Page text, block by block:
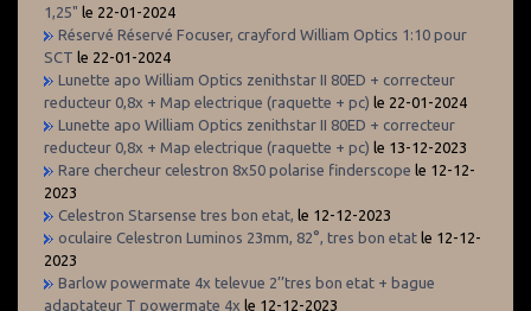
1,25" le 22-01-2024
Réservé Réservé Focuser, crayford William Optics 1:10 pour
SCT le 22-01-2024
Lunette apo William Optics zenithstar II 80ED + correcteur
reducteur 0,8x + Map electrique (raquette + pc) le 22-01-2024
Lunette apo William Optics zenithstar II 80ED + correcteur
reducteur 0,8x + Map electrique (raquette + pc) le 13-12-2023
Rare chercheur celestron 8x50 polarise finderscope le 12-12-
2023
Celestron Starsense tres bon etat, le 12-12-2023
oculaire Celestron Luminos 23mm, 82°, tres bon etat le 12-12-
2023
Barlow powermate 4x televue 2’’tres bon etat + bague
adaptateur T powermate 4x le 12-12-2023